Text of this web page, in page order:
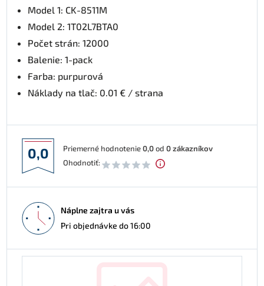
Model 1: CK-8511M
Model 2: 1T02L7BTA0
Počet strán: 12000
Balenie: 1-pack
Farba: purpurová
Náklady na tlač: 0.01 € / strana
0,0 Priemerné hodnotenie0,0od 0zákazníkov
Ohodnotiť:
Náplne zajtra u vás
Pri objednávke do 16:00